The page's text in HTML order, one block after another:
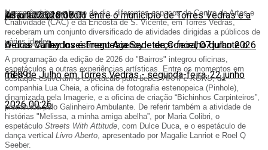
08 julho 2026 18:01
julho 2026 12:07
Assinado protocolo entre o município de Torres Vedras e a
Oeiras Valley Investment Agency-terça-feira, 07 julho 2026
18:09
A-dos-Cunhados é Freguesia Sede de Concelho durante o
mês de Julho em Torres Vedras-segunda-feira, 22 junho
2026 00:26
Nesse âmbito, ao longo do dia, diferentes espaços do Centro de Artes e
Criatividade (CAC) e da Encosta de S. Vicente, em Torres Vedras,
receberam um conjunto diversificado de atividades dirigidas a públicos de
várias idades.
A programação da edição de 2026 do "Bairros" integrou oficinas,
espetáculos e outras experiências artísticas. Entre os momentos em
destaque estiveram o espetáculo para bebésAKAI e KOKU, da
companhia Lua Cheia, a oficina de fotografia estenopeica (Pinhole),
dinamizada pela Imagerie, e a oficina de criação “Bichinhos Carpinteiros”,
promovida pelo Galinheiro Ambulante. De referir também a atividade de
histórias "Melissa, a minha amiga abelha”, por Maria Colibri, o
espetáculo Streets With Attitude , com Dulce Duca, e o espetáculo de
dança vertical Livro Aberto , apresentado por Magalie Lanriot e Roel Q
Seeber.